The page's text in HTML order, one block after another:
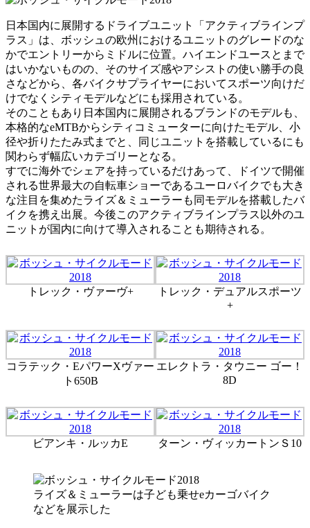
日本国内に展開するドライブユニット「アクティブラインプ
ラス」は、ボッシュの欧州におけるユニットのグレードのな
かでエントリーからミドルに位置。ハイエンドユースとまで
はいかないものの、そのサイズ感やアシストの使い勝手の良
さなどから、各バイクサプライヤーにおいてスポーツ向けだ
けでなくシティモデルなどにも採用されている。
そのこともあり日本国内に展開されるブランドのモデルも、
本格的なeMTBからシティコミューターに向けたモデル、小
径や折りたたみ式までと、同じユニットを搭載しているにも
関わらず幅広いカテゴリーとなる。
すでに海外でシェアを持っているだけあって、ドイツで開催
される世界最大の自転車ショーであるユーロバイクでも大き
な注目を集めたライズ＆ミューラーも同モデルを搭載したバ
イクを携え出展。今後このアクティブラインプラス以外のユ
ニットが国内に向けて導入されることも期待される。
トレック・ヴァーヴ+
トレック・デュアルスポーツ
+
コラテック・EパワーXヴァー
ト650B
エレクトラ・タウニー ゴー！
8D
ビアンキ・ルッカE ターン・ヴィッカートンＳ10
ライズ＆ミューラーは子ども乗せeカーゴバイク
などを展示した